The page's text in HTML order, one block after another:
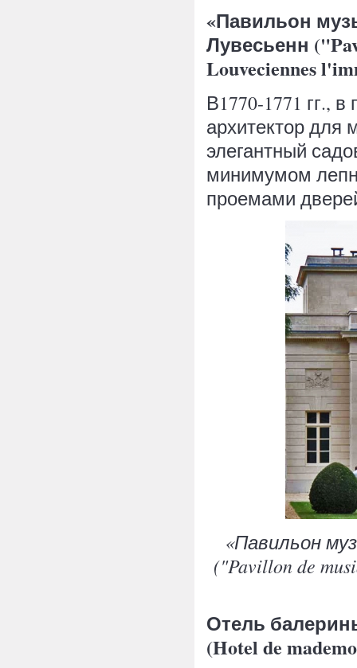
«Павильон
Лувесьенн
Louveciennes
В1770-1771 гг.,
архитектор для
элегантный
минимумом
проемами
«Павильон
("Pavillon de
Отель
(Hotel de